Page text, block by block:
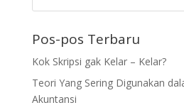
Pos-pos Terbaru
Kok Skripsi gak Kelar – Kelar?
Teori Yang Sering Digunakan
Akuntansi